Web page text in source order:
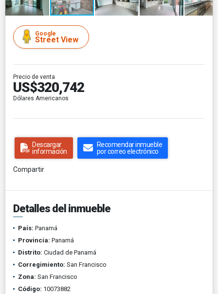
Google
Street View
Precio de venta
US$320,742
Dólares Americanos
Descargar
información
Recomendar inmueble
por correo electrónico
Compartir
Detalles del inmueble
País: Panamá
Provincia: Panamá
Distrito: Ciudad de Panamá
Corregimiento: San Francisco
Zona: San Francisco
Código: 10073882